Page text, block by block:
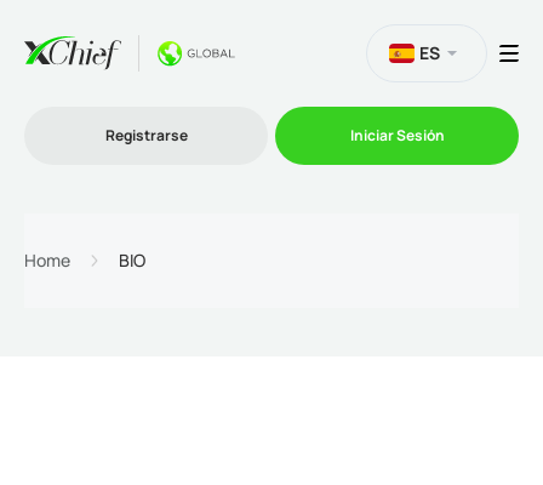
ES
Registrarse Iniciar Sesión
Home BIO